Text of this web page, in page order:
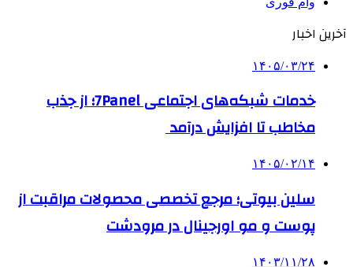
آخرین اخبار
۱۴۰۵/۰۳/۲۴
خدمات شبکه‌های اجتماعی 7Panel؛ از جذب
مخاطب تا افزایش درآمد
۱۴۰۵/۰۲/۱۴
سلین بیوتی؛ مرجع تخصصی محصولات مراقبت از
پوست و مو اورجینال در مرودشت
۱۴۰۳/۱۱/۲۸